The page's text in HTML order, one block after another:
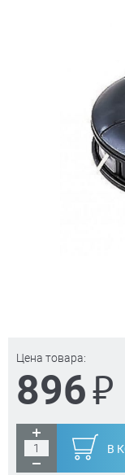
Цена товара:
896₽
В